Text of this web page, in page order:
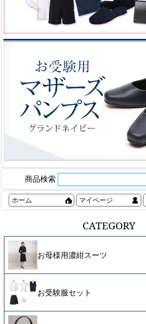
商品検索
ホーム マイページ
CATEGORY
お母様用濃紺スーツ
お受験服セット